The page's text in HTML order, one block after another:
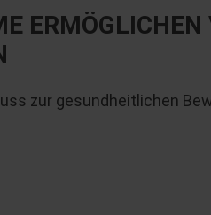
ERMÖGLICHEN
zur gesundheitlichen